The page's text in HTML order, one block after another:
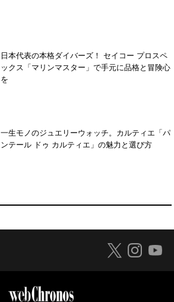
日本代表の本格ダイバーズ！ セイコー プロスペ
ックス「マリンマスター」で手元に品格と冒険心
を
一生モノのジュエリーウォッチ。カルティエ「パ
ンテール ドゥ カルティエ」の魅力と選び方